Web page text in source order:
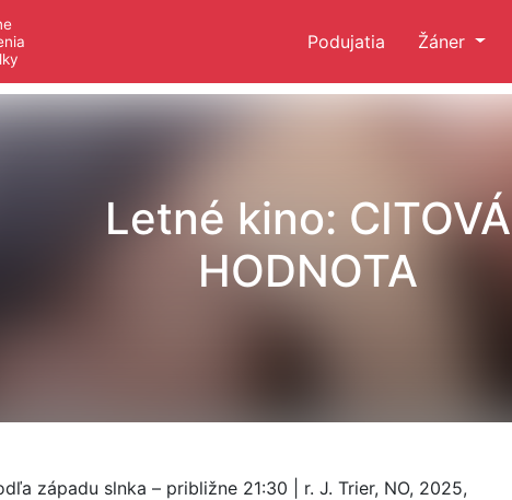
Podujatia Žáner
Letné kino: CITOVÁ
HODNOTA
západu slnka – približne 21:30 | r. J. Trier, NO, 2025,